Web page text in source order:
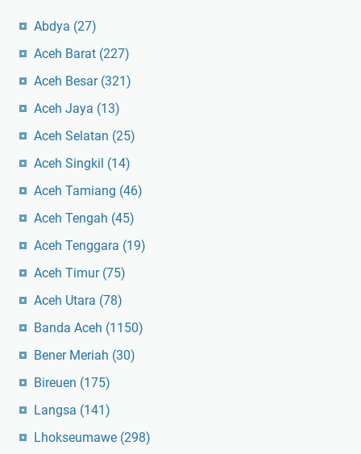
Abdya (27)
Aceh Barat (227)
Aceh Besar (321)
Aceh Jaya (13)
Aceh Selatan (25)
Aceh Singkil (14)
Aceh Tamiang (46)
Aceh Tengah (45)
Aceh Tenggara (19)
Aceh Timur (75)
Aceh Utara (78)
Banda Aceh (1150)
Bener Meriah (30)
Bireuen (175)
Langsa (141)
Lhokseumawe (298)